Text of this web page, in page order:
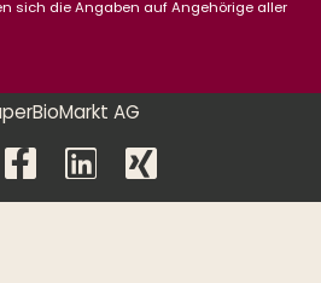
sich die Angaben auf Angehörige aller
AG